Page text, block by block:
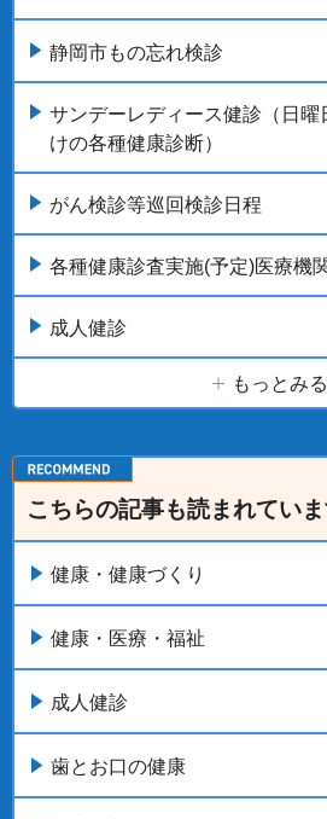
静岡市もの忘れ検診
サンデーレディース健診（日曜
けの各種健康診断）
がん検診等巡回検診日程
各種健康診査実施(予定)医療機
成人健診
もっとみる
こちらの記事も読まれていま
健康・健康づくり
健康・医療・福祉
成人健診
歯とお口の健康